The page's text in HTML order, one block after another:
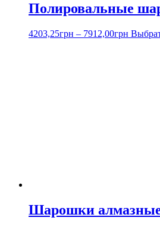
Полировальные
4203,25грн – 7912,00грн
Шарошки